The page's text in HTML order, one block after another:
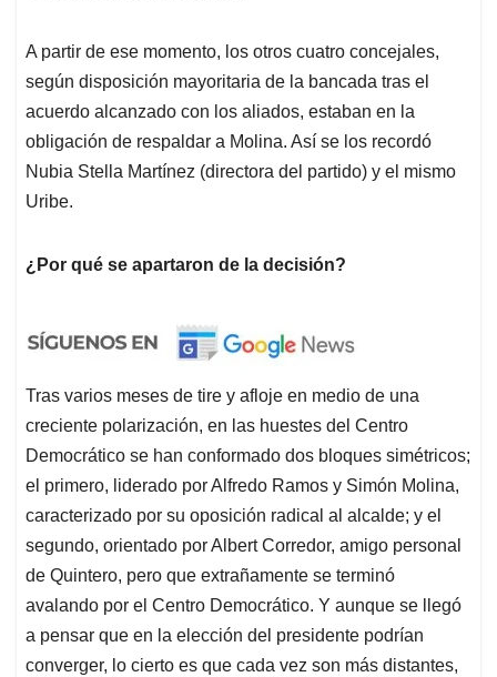
A partir de ese momento, los otros cuatro concejales,
según disposición mayoritaria de la bancada tras el
acuerdo alcanzado con los aliados, estaban en la
obligación de respaldar a Molina. Así se los recordó
Nubia Stella Martínez (directora del partido) y el mismo
Uribe.
¿Por qué se apartaron de la decisión?
Tras varios meses de tire y afloje en medio de una
creciente polarización, en las huestes del Centro
Democrático se han conformado dos bloques simétricos;
el primero, liderado por Alfredo Ramos y Simón Molina,
caracterizado por su oposición radical al alcalde; y el
segundo, orientado por Albert Corredor, amigo personal
de Quintero, pero que extrañamente se terminó
avalando por el Centro Democrático. Y aunque se llegó
a pensar que en la elección del presidente podrían
converger, lo cierto es que cada vez son más distantes,